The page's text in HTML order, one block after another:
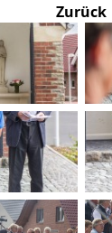
Zurück